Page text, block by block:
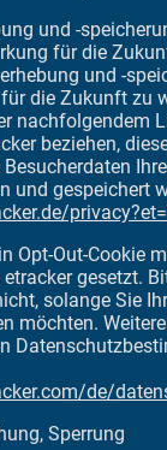
und -
für die
und -
die Zukunft zu
nachfolgendem
beziehen,
und gespeichert
Opt-Out-Cookie
gesetzt.
solange Sie
möchten.
de/
Sperrung